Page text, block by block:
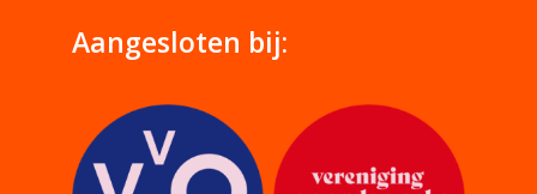
Aangesloten bij: